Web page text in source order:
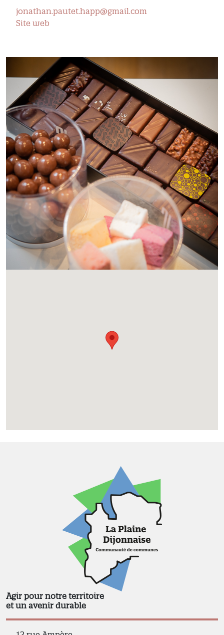
jonathan.pautet.happ@gmail.com
Site web
Agir pour notre territoire
et un avenir durable